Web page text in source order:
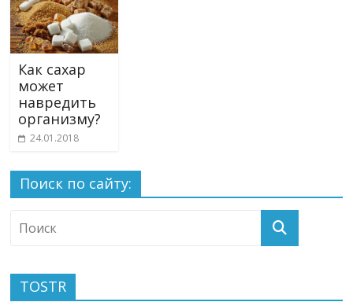
Как сахар
может
навредить
организму?
24.01.2018
Поиск по сайту:
TOSTR